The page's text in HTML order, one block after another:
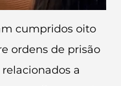
cumpridos oito
ordens de prisão
a